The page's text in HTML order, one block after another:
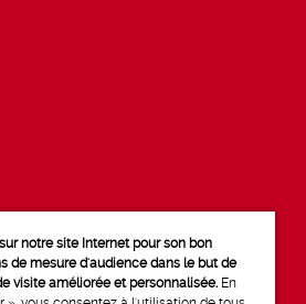
notre site Internet pour son bon
de mesure d'audience dans le but de
visite améliorée et personnalisée. En